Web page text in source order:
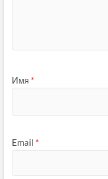
Имя *
Email *